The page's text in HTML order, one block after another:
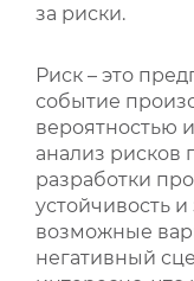
за риски.
Риск – это
событие
вероятностью
анализ рисков
разработки
устойчивость
возможные
негативный